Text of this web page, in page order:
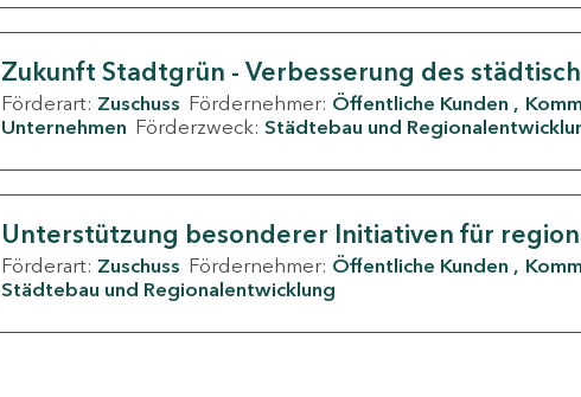
Zukunft Stadtgrün - Verbesserung des
Förderart: Zuschuss Fördernehmer: Öffentliche Kunden
Unternehmen Förderzweck: Städtebau und
Unterstützung besonderer Initiativen für
Förderart: Zuschuss Fördernehmer: Öffentliche Kunden
Städtebau und Regionalentwicklung